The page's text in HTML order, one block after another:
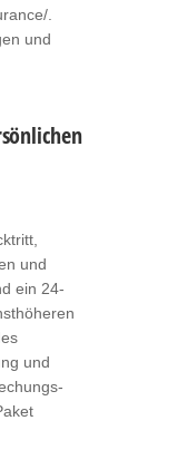
.
und
und
ein 24-
und